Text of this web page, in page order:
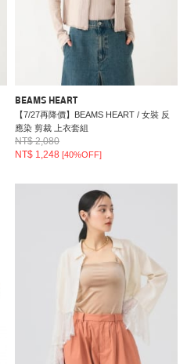
BEAMS HEART
【7/27再降價】BEAMS HEART / 女裝 反
應染 剪裁 上衣套組
NT$ 2,080
NT$ 1,248[40%OFF]